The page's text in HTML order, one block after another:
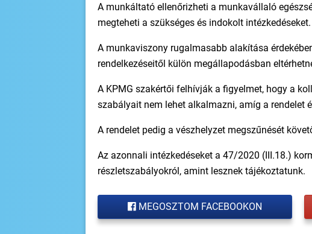
A munkáltató ellenőrizheti a munkavállaló
megteheti a szükséges és indokolt intézkedéseket.
A munkaviszony rugalmasabb alakítása
rendelkezéseitől külön megállapodásban
A KPMG szakértői felhívják a figyelmet, hogy a
szabályait nem lehet alkalmazni, amíg a rendelet
A rendelet pedig a vészhelyzet megszűnését
Az azonnali intézkedéseket a 47/2020 (III.18.)
részletszabályokról, amint lesznek tájékoztatunk.
MEGOSZTOM FACEBOOKON